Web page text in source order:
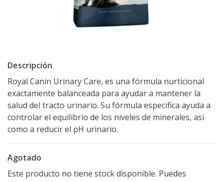
Descripción
Royal Canin Urinary Care, es una fórmula nurticional
exactamente balanceada para ayudar a mantener la
salud del tracto urinario. Su fórmula especifica ayuda a
controlar el equilibrio de los niveles de minerales, asi
como a reducir el pH urinario.
Agotado
Este producto no tiene stock disponible. Puedes